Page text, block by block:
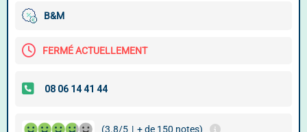
B&M
FERMÉ ACTUELLEMENT
(3.8/5 | + de 150 notes)